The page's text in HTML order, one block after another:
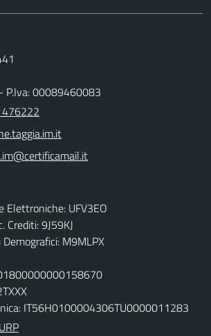
P.Iva: 00089460083
Elettroniche: UFV3EO
Crediti: 9J59KJ
Demografici: M9MLPX
IT56H0100004306TU0000011283